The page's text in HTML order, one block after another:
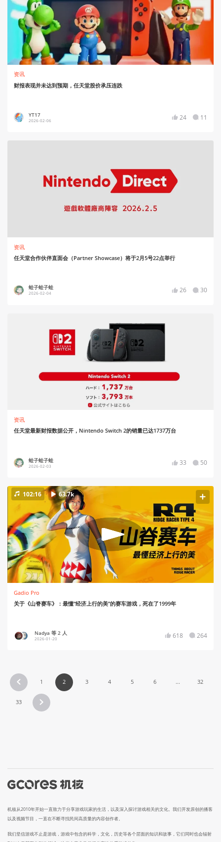
资讯
财报表现并未达到预期，任天堂股价承压连跌
YT17
2026-02-06 24 11
资讯
任天堂合作伙伴直面会（Partner Showcase）将于2月5号22点举行
蛙子蛙子蛙
2026-02-04 26 30
资讯
任天堂最新财报数据公开，Nintendo Switch 2的销量已达1737万台
蛙子蛙子蛙
2026-02-03 33 50
102:16 63.7k
Gadio Pro
关于《山脊赛车》：最懂“经济上行的美”的赛车游戏，死在了1999年
Nadya 等 2 人
2026-01-20 618 264
1 2 3 4 5 6 ... 32
33
机核从2010年开始一直致力于分享游戏玩家的生活，以及深入探讨游戏相关的文化。我们开发原创的播客
以及视频节目，一直在不断寻找民间高质量的内容创作者。
我们坚信游戏不止是游戏，游戏中包含的科学，文化，历史等各个层面的知识和故事，它们同时也会辐射